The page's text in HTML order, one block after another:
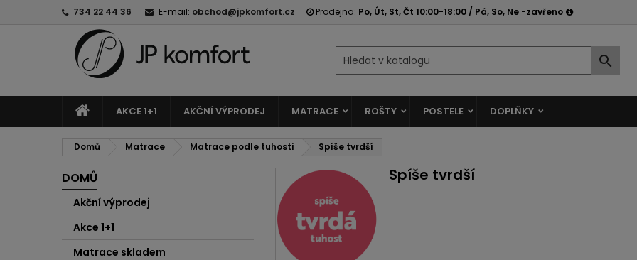
734 22 44 36 E-mail: obchod@jpkomfort.cz Prodejna: Po, Út, St, Čt 10:00-18:00 / Pá, So, Ne -zavřeno

AKCE 1+1 AKČNÍ VÝPRODEJ MATRACE ROŠTY POSTELE DOPLŇKY
Domů Matrace Matrace podle tuhosti Spíše tvrdší
DOMŮ
Akční výprodej
Akce 1+1
Matrace skladem
Spíše tvrdší